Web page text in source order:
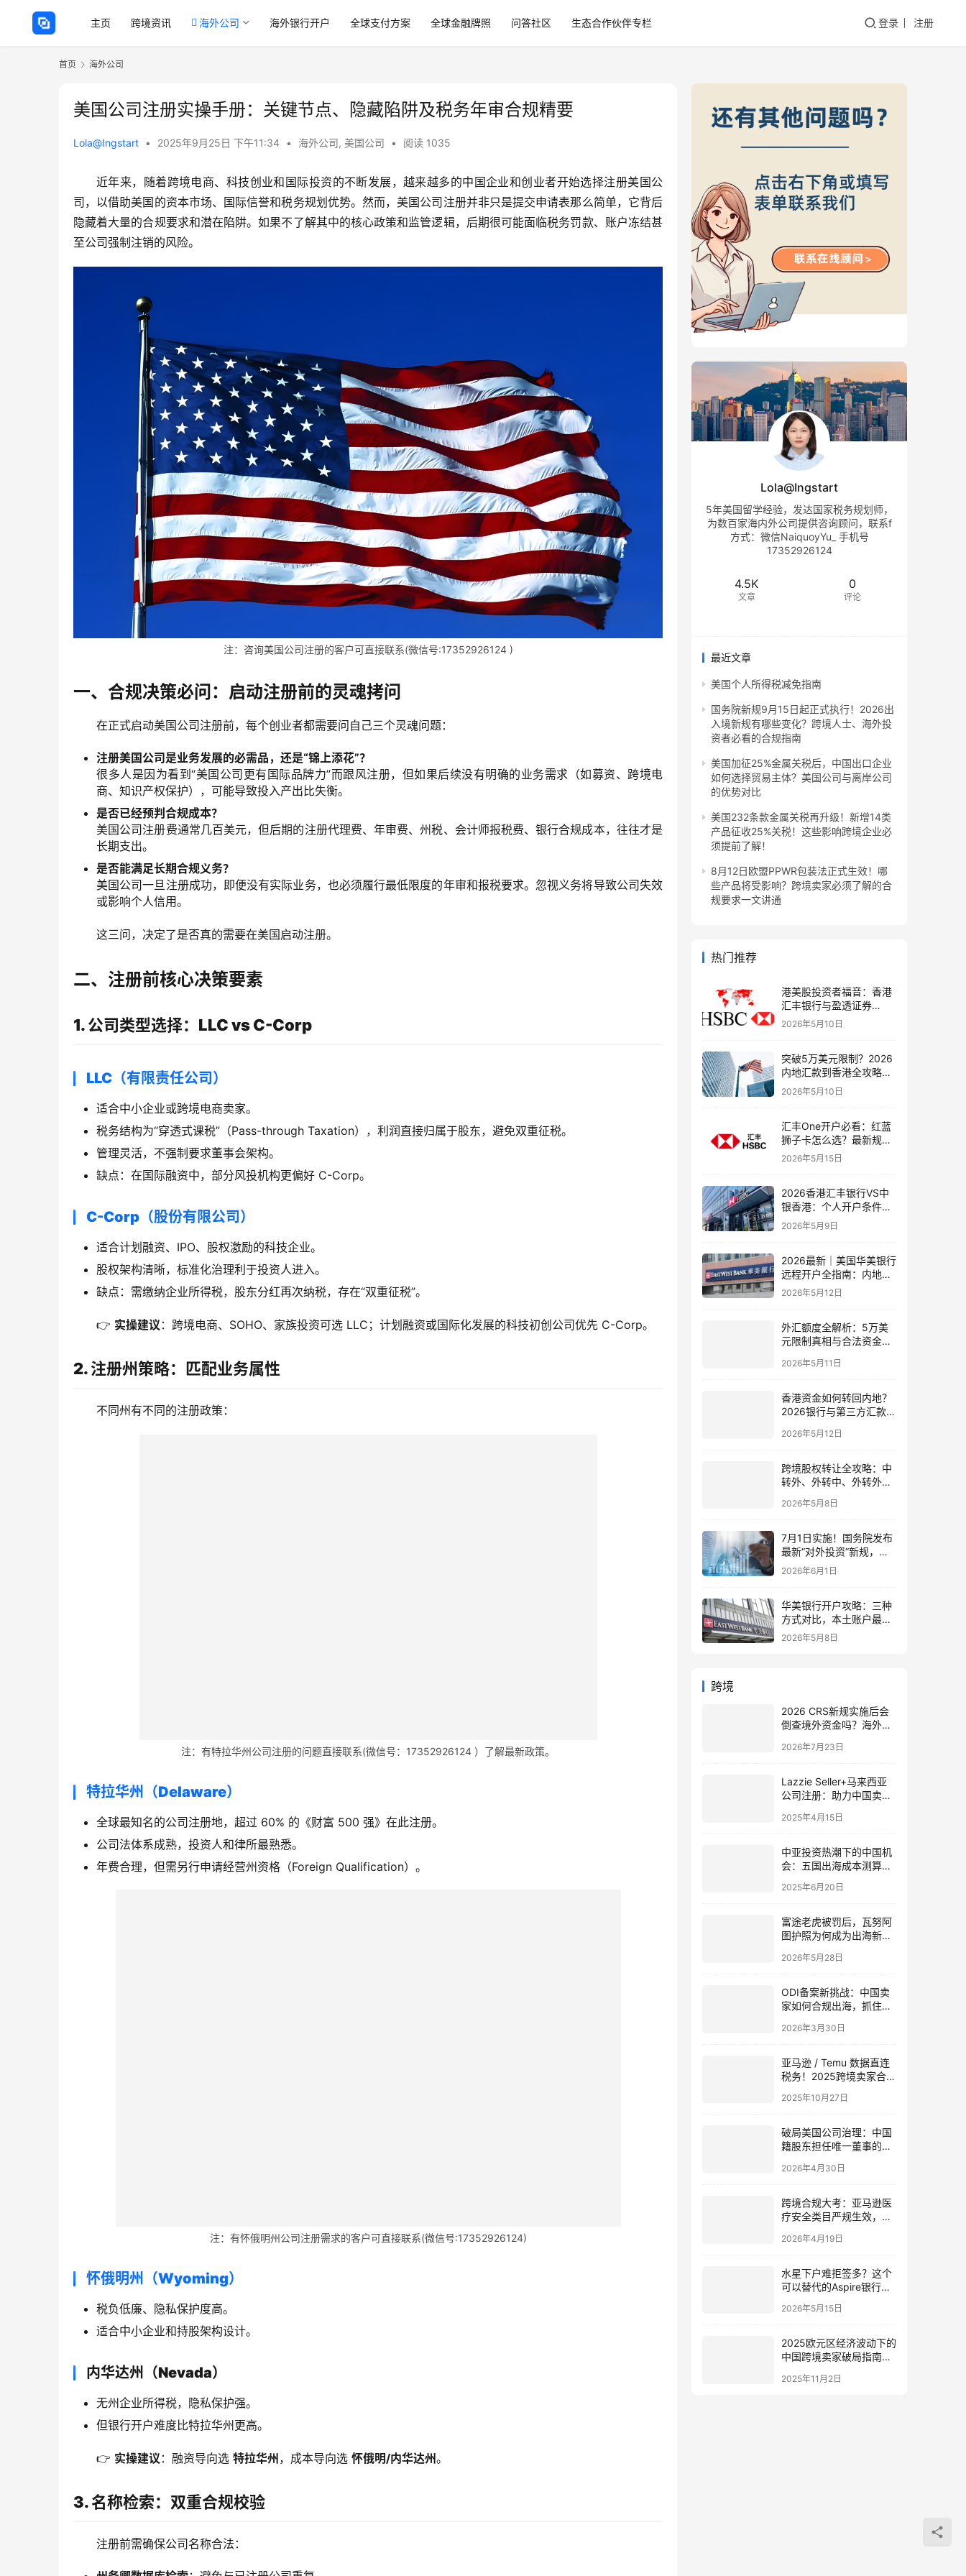
主页 跨境资讯 海外公司 海外银行开户 全球支付方案 全球金融牌照 问答社区 生态合作伙伴专栏 登录 注册
首页 海外公司
美国公司注册实操手册：关键节点、隐藏陷阱及税务年审合规精要
Lola@Ingstart • 2025年9月25日 下午11:34 • 海外公司, 美国公司 • 阅读 1035
近年来，随着跨境电商、科技创业和国际投资的不断发展，越来越多的中国企业和创业者开始选择注册美国公
司，以借助美国的资本市场、国际信誉和税务规划优势。然而，美国公司注册并非只是提交申请表那么简单，它背后
隐藏着大量的合规要求和潜在陷阱。如果不了解其中的核心政策和监管逻辑，后期很可能面临税务罚款、账户冻结甚
至公司强制注销的风险。
注：咨询美国公司注册的客户可直接联系(微信号:17352926124 )
一、合规决策必问：启动注册前的灵魂拷问
在正式启动美国公司注册前，每个创业者都需要问自己三个灵魂问题：
注册美国公司是业务发展的必需品，还是“锦上添花”？
很多人是因为看到“美国公司更有国际品牌力”而跟风注册，但如果后续没有明确的业务需求（如募资、跨境电
商、知识产权保护），可能导致投入产出比失衡。
是否已经预判合规成本？
美国公司注册费通常几百美元，但后期的注册代理费、年审费、州税、会计师报税费、银行合规成本，往往才是
长期支出。
是否能满足长期合规义务？
美国公司一旦注册成功，即便没有实际业务，也必须履行最低限度的年审和报税要求。忽视义务将导致公司失效
或影响个人信用。
这三问，决定了是否真的需要在美国启动注册。
二、注册前核心决策要素
1. 公司类型选择：LLC vs C-Corp
LLC（有限责任公司）
适合中小企业或跨境电商卖家。
税务结构为“穿透式课税”（Pass-through Taxation），利润直接归属于股东，避免双重征税。
管理灵活，不强制要求董事会架构。
缺点：在国际融资中，部分风投机构更偏好 C-Corp。
C-Corp（股份有限公司）
适合计划融资、IPO、股权激励的科技企业。
股权架构清晰，标准化治理利于投资人进入。
缺点：需缴纳企业所得税，股东分红再次纳税，存在“双重征税”。
👉 实操建议 ：跨境电商、SOHO、家族投资可选 LLC；计划融资或国际化发展的科技初创公司优先 C-Corp。
2. 注册州策略：匹配业务属性
不同州有不同的注册政策：
注：有特拉华州公司注册的问题直接联系(微信号：17352926124 ）了解最新政策。
特拉华州（Delaware）
全球最知名的公司注册地，超过 60% 的《财富 500 强》在此注册。
公司法体系成熟，投资人和律所最熟悉。
年费合理，但需另行申请经营州资格（Foreign Qualification）。
注：有怀俄明州公司注册需求的客户可直接联系(微信号:17352926124)
怀俄明州（Wyoming）
税负低廉、隐私保护度高。
适合中小企业和持股架构设计。
内华达州（Nevada）
无州企业所得税，隐私保护强。
但银行开户难度比特拉华州更高。
👉 实操建议 ：融资导向选 特拉华州，成本导向选 怀俄明/内华达州。
3. 名称检索：双重合规校验
注册前需确保公司名称合法：
Lola@Ingstart
5年美国留学经验，发达国家税务规划师，
为数百家海内外公司提供咨询顾问，联系f
方式：微信NaiquoyYu_ 手机号
17352926124
4.5K
文章
0
评论
最近文章
美国个人所得税减免指南
国务院新规9月15日起正式执行！2026出
入境新规有哪些变化？跨境人士、海外投
资者必看的合规指南
美国加征25%金属关税后，中国出口企业
如何选择贸易主体？美国公司与离岸公司
的优势对比
美国232条款金属关税再升级！新增14类
产品征收25%关税！这些影响跨境企业必
须提前了解！
8月12日欧盟PPWR包装法正式生效！哪
些产品将受影响？跨境卖家必须了解的合
规要求一文讲通
热门推荐
港美股投资者福音：香港
汇丰银行与盈透证券
（IBKR）绑定入金全流
2026年5月10日
突破5万美元限制？2026
内地汇款到香港全攻略：
4种合法路径、手续费对
比与避坑指南
2026年5月10日
汇丰One开户必看：红蓝
狮子卡怎么选？最新规则
+补办攻略+5个避坑指南
2026年5月15日
2026香港汇丰银行VS中
银香港：个人开户条件、
费用、下户速度全方位对
比指南
2026年5月9日
2026最新｜美国华美银行
远程开户全指南：内地居
民足不出户办理美股与跨
2026年5月12日
外汇额度全解析：5万美
元限制真相与合法资金出
2026年5月11日
香港资金如何转回内地？
2026银行与第三方汇款全
2026年5月12日
跨境股权转让全攻略：中
转外、外转中、外转外合
最新版）
2026年5月8日
7月1日实施！国务院发布
最新“对外投资”新规，炒
股、出海、海外资产配置
会有何影响
2026年6月1日
华美银行开户攻略：三种
方式对比，本土账户最稳
定可靠
2026年5月8日
跨境
2026 CRS新规实施后会
倒查境外资金吗？海外账
全面解析
2026年7月23日
Lazzie Seller+马来西亚
公司注册：助力中国卖家
2025年4月15日
中亚投资热潮下的中国机
会：五国出海成本测算及
2025年6月20日
富途老虎被罚后，瓦努阿
图护照为何成为出海新话
2026年5月28日
ODI备案新挑战：中国卖
家如何合规出海，抓住全
2026年3月30日
亚马逊 / Temu 数据直连
税务！2025跨境卖家合规
南
2025年10月27日
破局美国公司治理：中国
籍股东担任唯一董事的合
2026年4月30日
跨境合规大考：亚马逊医
疗安全类目严规生效，欧
业机构IngStart助力卖家
2026年4月19日
水星下户难拒签多？这个
可以替代的Aspire银行，
快！
2026年5月15日
2025欧元区经济波动下的
中国跨境卖家破局指南：
2025年11月2日